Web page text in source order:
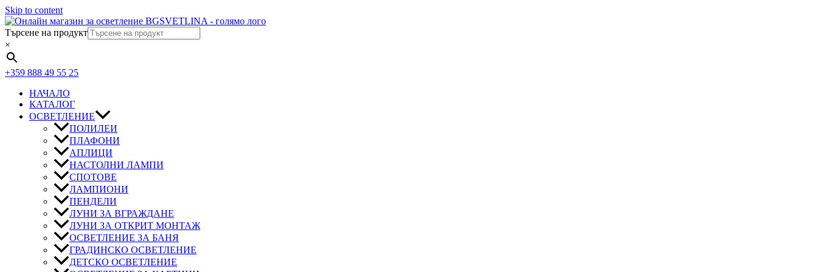
Skip to content
Търсене на продукт
×
+359 888 49 55 25
НАЧАЛО
КАТАЛОГ
ОСВЕТЛЕНИЕ
ПОЛИЛЕИ
ПЛАФОНИ
АПЛИЦИ
НАСТОЛНИ ЛАМПИ
СПОТОВЕ
ЛАМПИОНИ
ПЕНДЕЛИ
ЛУНИ ЗА ВГРАЖДАНЕ
ЛУНИ ЗА ОТКРИТ МОНТАЖ
ОСВЕТЛЕНИЕ ЗА БАНЯ
ГРАДИНСКО ОСВЕТЛЕНИЕ
ДЕТСКО ОСВЕТЛЕНИЕ